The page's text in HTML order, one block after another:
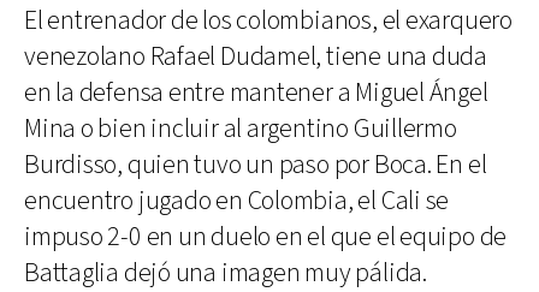
El entrenador de los colombianos, el exarquero
venezolano Rafael Dudamel, tiene una duda
en la defensa entre mantener a Miguel Ángel
Mina o bien incluir al argentino Guillermo
Burdisso, quien tuvo un paso por Boca. En el
encuentro jugado en Colombia, el Cali se
impuso 2-0 en un duelo en el que el equipo de
Battaglia dejó una imagen muy pálida.